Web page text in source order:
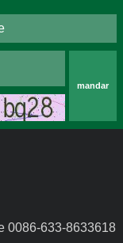
mandar
0086-633-8633618